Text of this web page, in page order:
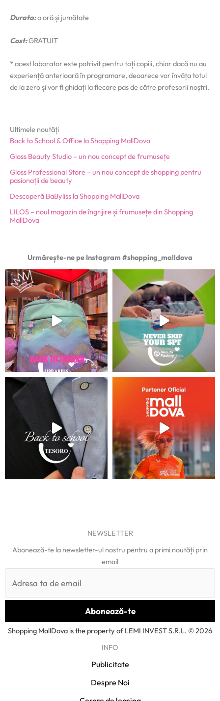
Durata:o oră și jumătate
Cost:GRATUIT
* acest laborator este potrivit pentru toți copiii, chiar dacă nu au
experiență anterioară în programare, deoarece vor învăța totul
de la zero și vor fi ghidați la fiecare pas de către profesorii noștri.
Ultimele noutăți
Back to School & Office la Shopping MallDova
Gloss Beauty Studio – un nou concept de frumusețe
Gloss Professional Store – un nou concept de shopping pentru
pasionații de beauty
Descoperă BaByliss la Shopping MallDova
LILOS – noul magazin de îngrijire și frumusețe din Shopping
MallDova
Urmărește-ne pe Instagram #shopping_malldova
NEWSLETTER
Abonează-te la newsletter-ul nostru pentru a primi noutăți prin
email
Shopping MallDova is the property of LEMI INVEST S.R.L. © 2026
INFO
Publicitate
Despre Noi